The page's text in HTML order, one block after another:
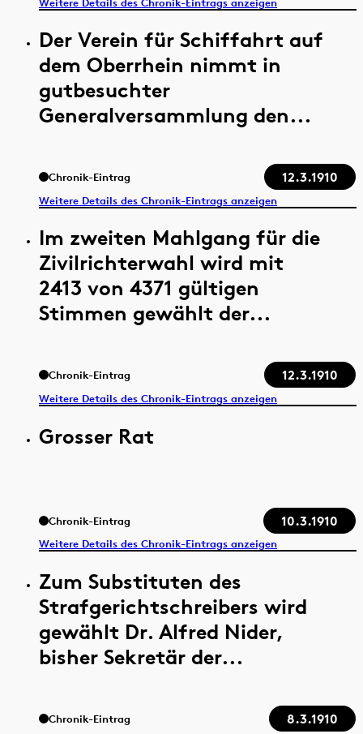
Der Verein für Schiffahrt auf
dem Oberrhein nimmt in
gutbesuchter
Generalversammlung den...
Chronik-Eintrag 12.3.1910
Weitere Details des Chronik-Eintrags anzeigen
Im zweiten Mahlgang für die
Zivilrichterwahl wird mit
2413 von 4371 gültigen
Stimmen gewählt der...
Chronik-Eintrag 12.3.1910
Weitere Details des Chronik-Eintrags anzeigen
Grosser Rat
Chronik-Eintrag 10.3.1910
Weitere Details des Chronik-Eintrags anzeigen
Zum Substituten des
Strafgerichtschreibers wird
gewählt Dr. Alfred Nider,
bisher Sekretär der...
Chronik-Eintrag 8.3.1910